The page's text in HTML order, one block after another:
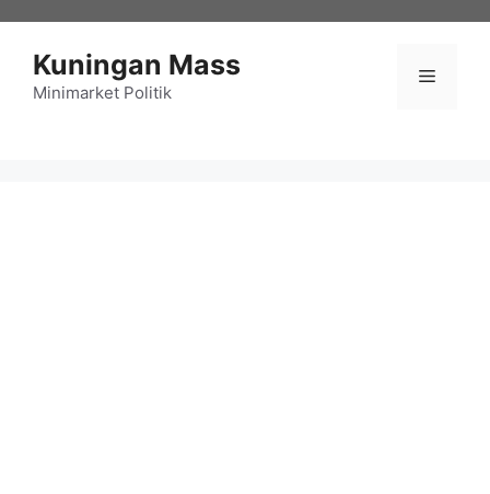
Kuningan Mass
Minimarket Politik
Menu